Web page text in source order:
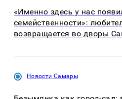
«Именно здесь у нас
семейственности»:
возвращается во дворы
Новости Самары